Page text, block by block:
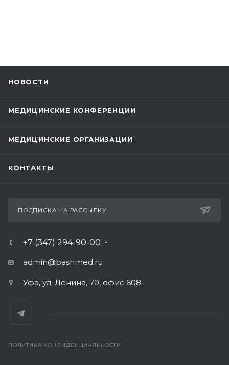
НОВОСТИ
МЕДИЦИНСКИЕ КОНФЕРЕНЦИИ
МЕДИЦИНСКИЕ ОРГАНИЗАЦИИ
КОНТАКТЫ
ПОДПИСКА НА РАССЫЛКУ
+7 (347) 294-90-00
admin@bashmed.ru
Уфа, ул. Ленина, 70, офис 608
ПОЛИТИКА КОНФИДЕНЦИАЛЬНОСТИ